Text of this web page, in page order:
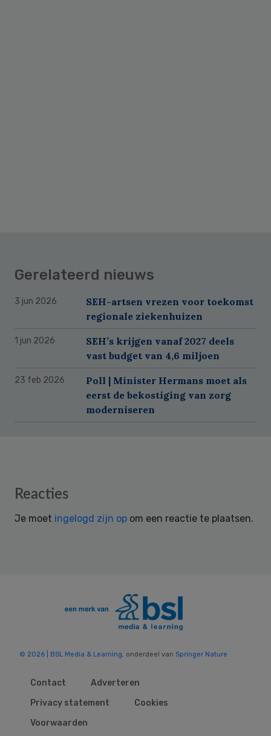
Gerelateerd nieuws
3 jun 2026
SEH-artsen vrezen voor toekomst
regionale ziekenhuizen
1 jun 2026
SEH’s krijgen vanaf 2027 deels
vast budget van 4,6 miljoen
23 feb 2026
Poll | Minister Hermans moet als
eerst de bekostiging van zorg
moderniseren
Reader
Reacties
Je moet ingelogd zijn op om een reactie te plaatsen.
© 2026 | BSL Media & Learning, onderdeel van Springer Nature
Contact
Adverteren
Privacy statement
Cookies
Voorwaarden